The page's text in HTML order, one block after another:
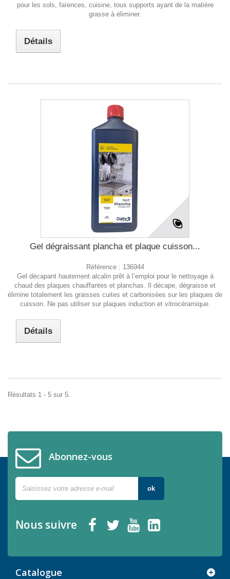
pour les sols, faïences, cuisine, tous supports ayant de la matière
grasse à éliminer.
Détails
Gel dégraissant plancha et plaque cuisson...
Référence : 136944
Gel décapant hautement alcalin prêt à l’emploi pour le nettoyage à
chaud des plaques chauffantes et planchas. Il décape, dégraisse et
élimine totalement les graisses cuites et carbonisées sur les plaques de
cuisson. Ne pas utiliser sur plaques induction et vitrocéramique.
Détails
Résultats 1 - 5 sur 5.
Abonnez-vous
ok
Nous suivre
Catalogue